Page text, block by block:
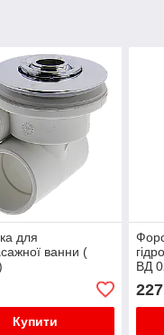
для
ванни (
Купити
ВД
227